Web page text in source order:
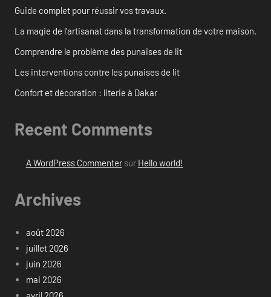
Guide complet pour réussir vos travaux.
La magie de l’artisanat dans la transformation de votre maison.
Comprendre le problème des punaises de lit
Les interventions contre les punaises de lit
Confort et décoration : literie à Dakar
Recent Comments
A WordPress Commentersur Hello world!
Archives
août 2026
juillet 2026
juin 2026
mai 2026